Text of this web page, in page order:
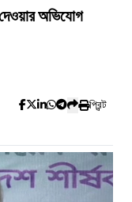
অভিযোগ
প্রিন্ট